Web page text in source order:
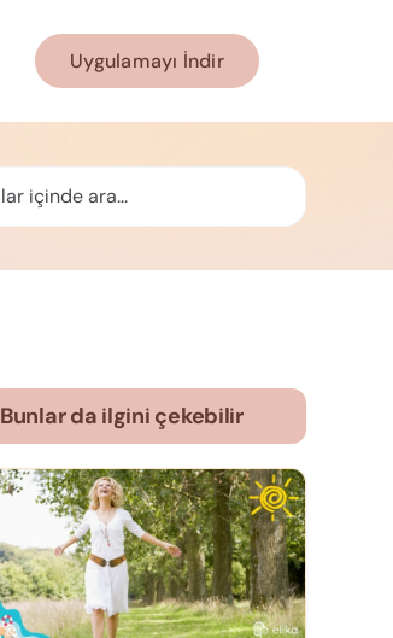
Uygulamayı İndir
Bunlar da ilgini çekebilir